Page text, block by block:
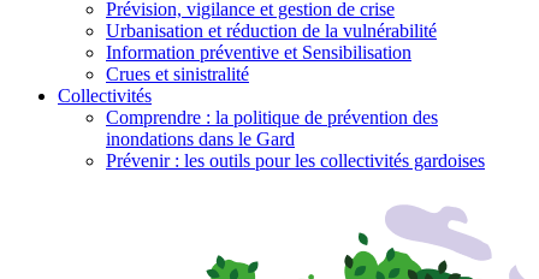
Prévision, vigilance et gestion de crise
Urbanisation et réduction de la vulnérabilité
Information préventive et Sensibilisation
Crues et sinistralité
Collectivités
Comprendre : la politique de prévention des
inondations dans le Gard
Prévenir : les outils pour les collectivités gardoises